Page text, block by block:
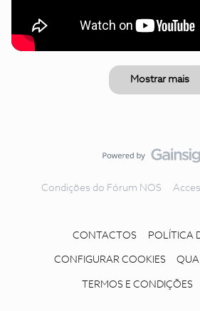
Mostrar mais
Condições do Fórum NOS
CONTACTOS POLÍTICA
CONFIGURAR COOKIES
TERMOS E CONDIÇÕES